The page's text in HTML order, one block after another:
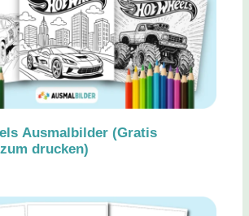
Ausmalbilder (Gratis
drucken)